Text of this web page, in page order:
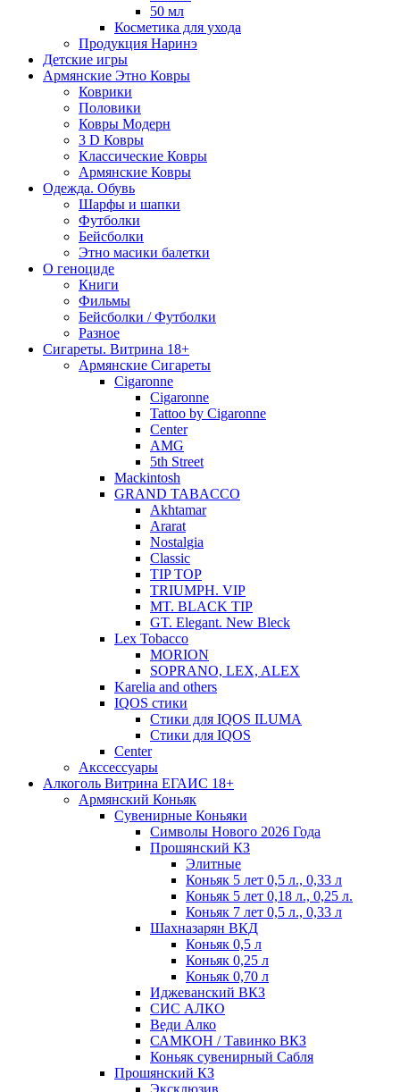
50 мл
Косметика для ухода
Продукция Наринэ
Детские игры
Армянские Этно Ковры
Коврики
Половики
Ковры Модерн
3 D Ковры
Классические Ковры
Армянские Ковры
Одежда. Обувь
Шарфы и шапки
Футболки
Бейсболки
Этно масики балетки
О геноциде
Книги
Фильмы
Бейсболки / Футболки
Разное
Сигареты. Витрина 18+
Армянские Сигареты
Cigaronne
Cigaronne
Tattoo by Cigaronne
Center
AMG
5th Street
Mackintosh
GRAND TABACCO
Akhtamar
Ararat
Nostalgia
Classic
TIP TOP
TRIUMPH. VIP
MT. BLACK TIP
GT. Elegant. New Bleck
Lex Tobacco
MORION
SOPRANO, LEX, ALEX
Karelia and others
IQOS стики
Стики для IQOS ILUMA
Стики для IQOS
Сenter
Акссессуары
Алкоголь Витрина ЕГАИС 18+
Армянский Коньяк
Сувенирные Коньяки
Символы Нового 2026 Года
Прошянский КЗ
Элитные
Коньяк 5 лет 0,5 л., 0,33 л
Коньяк 5 лет 0,18 л., 0,25 л.
Коньяк 7 лет 0,5 л., 0,33 л
Шахназарян ВКД
Коньяк 0,5 л
Коньяк 0,25 л
Коньяк 0,70 л
Иджеванский ВКЗ
СИС АЛКО
Веди Алко
САМКОН / Тавинко ВКЗ
Коньяк сувенирный Сабля
Прошянский КЗ
Эксклюзив